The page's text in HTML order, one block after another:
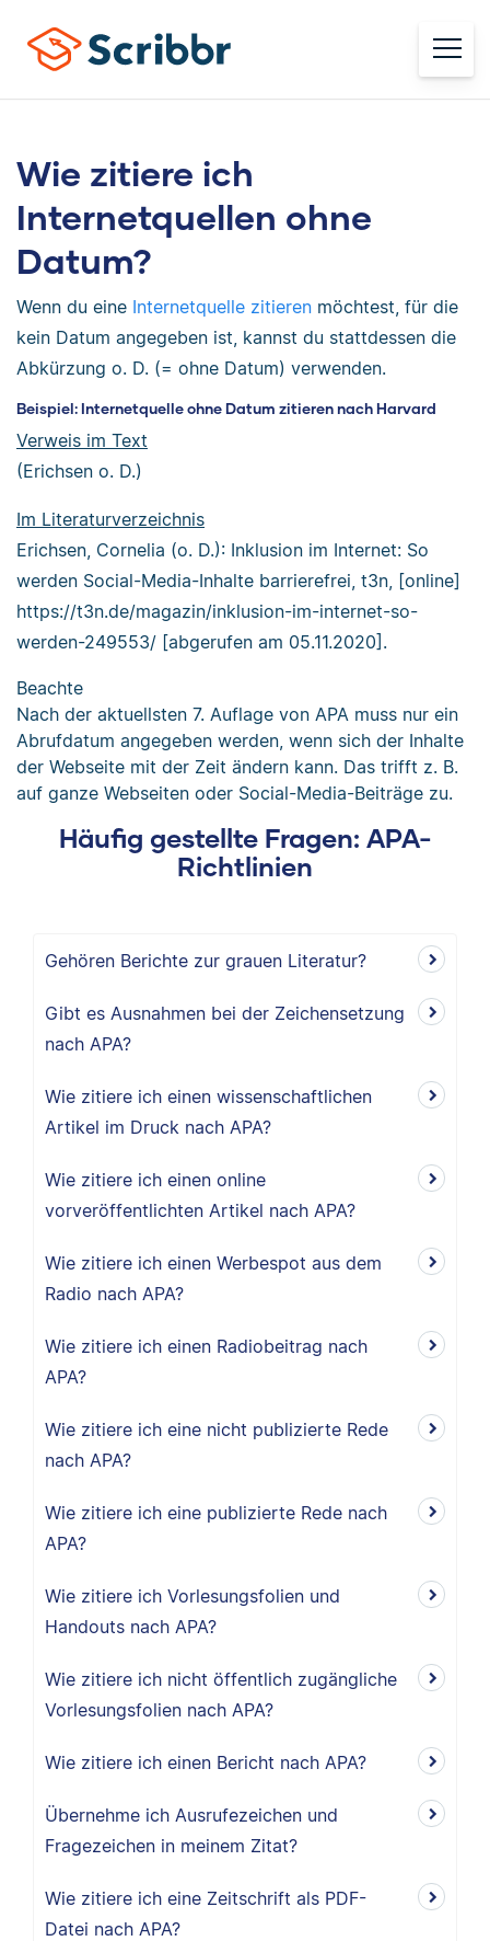
Wie zitiere ich
Internetquellen ohne
Datum?
Wenn du eine Internetquelle zitieren möchtest, für die
kein Datum angegeben ist, kannst du stattdessen die
Abkürzung o. D. (= ohne Datum) verwenden.
Beispiel: Internetquelle ohne Datum zitieren nach Harvard
Verweis im Text
(Erichsen o. D.)
Im Literaturverzeichnis
Erichsen, Cornelia (o. D.): Inklusion im Internet: So
werden Social-Media-Inhalte barrierefrei, t3n, [online]
https://t3n.de/magazin/inklusion-im-internet-so-
werden-249553/ [abgerufen am 05.11.2020].
Beachte
Nach der aktuellsten 7. Auflage von APA muss nur ein
Abrufdatum angegeben werden, wenn sich der Inhalte
der Webseite mit der Zeit ändern kann. Das trifft z. B.
auf ganze Webseiten oder Social-Media-Beiträge zu.
Häufig gestellte Fragen: APA-
Richtlinien
Gehören Berichte zur grauen Literatur?
Gibt es Ausnahmen bei der Zeichensetzung
nach APA?
Wie zitiere ich einen wissenschaftlichen
Artikel im Druck nach APA?
Wie zitiere ich einen online
vorveröffentlichten Artikel nach APA?
Wie zitiere ich einen Werbespot aus dem
Radio nach APA?
Wie zitiere ich einen Radiobeitrag nach
APA?
Wie zitiere ich eine nicht publizierte Rede
nach APA?
Wie zitiere ich eine publizierte Rede nach
APA?
Wie zitiere ich Vorlesungsfolien und
Handouts nach APA?
Wie zitiere ich nicht öffentlich zugängliche
Vorlesungsfolien nach APA?
Wie zitiere ich einen Bericht nach APA?
Übernehme ich Ausrufezeichen und
Fragezeichen in meinem Zitat?
Wie zitiere ich eine Zeitschrift als PDF-
Datei nach APA?